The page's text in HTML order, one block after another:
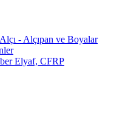
- Alçıpan ve Boyalar
Elyaf, CFRP